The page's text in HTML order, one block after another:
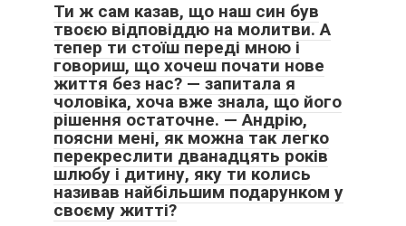
Ти ж сам казав, що наш син був
твоєю відповіддю на молитви. А
тепер ти стоїш переді мною і
говориш, що хочеш почати нове
життя без нас? — запитала я
чоловіка, хоча вже знала, що його
рішення остаточне. — Андрію,
поясни мені, як можна так легко
перекреслити дванадцять років
шлюбу і дитину, яку ти колись
називав найбільшим подарунком у
своєму житті?